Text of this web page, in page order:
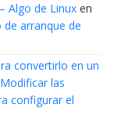
Algo de Linuxen
arranque de
convertirlo en un
Modificar las
configurar el